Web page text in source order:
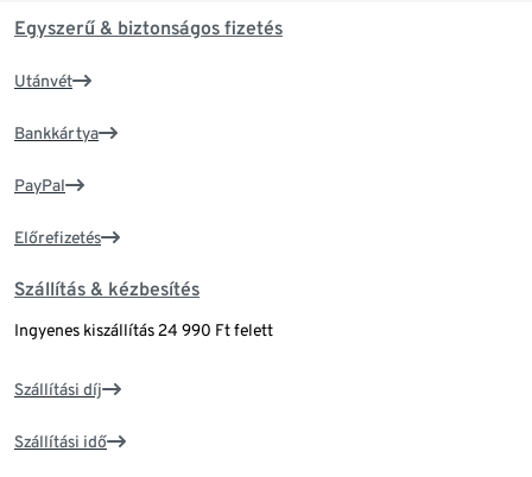
Egyszerű & biztonságos fizetés
Utánvét
Bankkártya
PayPal
Előrefizetés
Szállítás & kézbesítés
Ingyenes kiszállítás 24 990 Ft felett
Szállítási díj
Szállítási idő